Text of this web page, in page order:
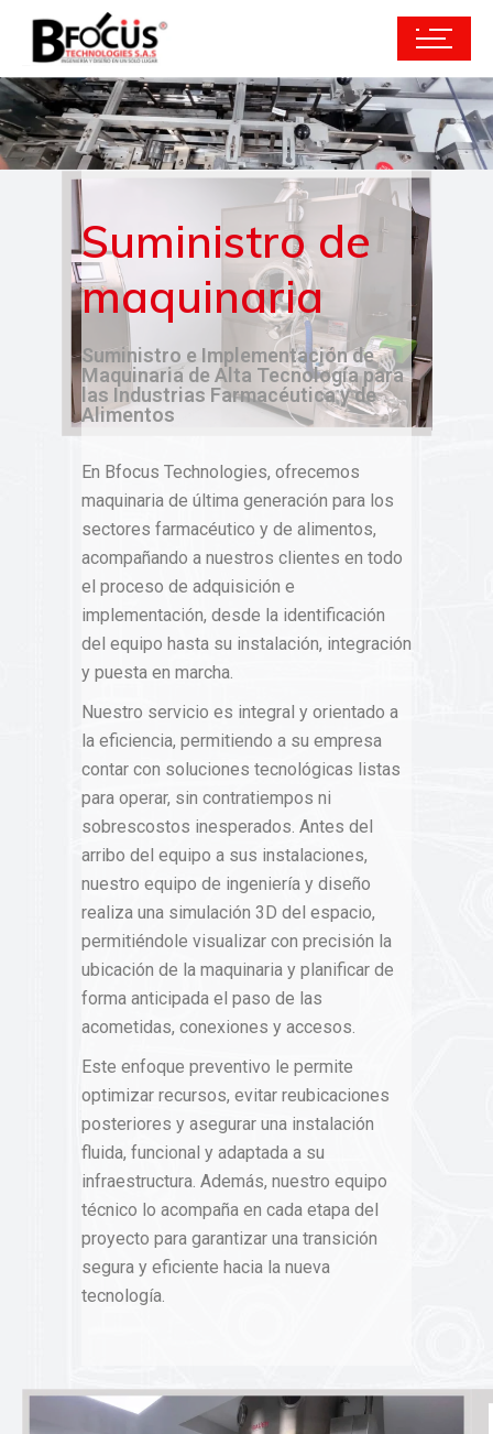
Suministro de
maquinaria
Suministro e Implementación de
Maquinaria de Alta Tecnología para
las Industrias Farmacéutica y de
Alimentos
En Bfocus Technologies, ofrecemos
maquinaria de última generación para los
sectores farmacéutico y de alimentos,
acompañando a nuestros clientes en todo
el proceso de adquisición e
implementación, desde la identificación
del equipo hasta su instalación, integración
y puesta en marcha.
Nuestro servicio es integral y orientado a
la eficiencia, permitiendo a su empresa
contar con soluciones tecnológicas listas
para operar, sin contratiempos ni
sobrescostos inesperados. Antes del
arribo del equipo a sus instalaciones,
nuestro equipo de ingeniería y diseño
realiza una simulación 3D del espacio,
permitiéndole visualizar con precisión la
ubicación de la maquinaria y planificar de
forma anticipada el paso de las
acometidas, conexiones y accesos.
Este enfoque preventivo le permite
optimizar recursos, evitar reubicaciones
posteriores y asegurar una instalación
fluida, funcional y adaptada a su
infraestructura. Además, nuestro equipo
técnico lo acompaña en cada etapa del
proyecto para garantizar una transición
segura y eficiente hacia la nueva
tecnología.